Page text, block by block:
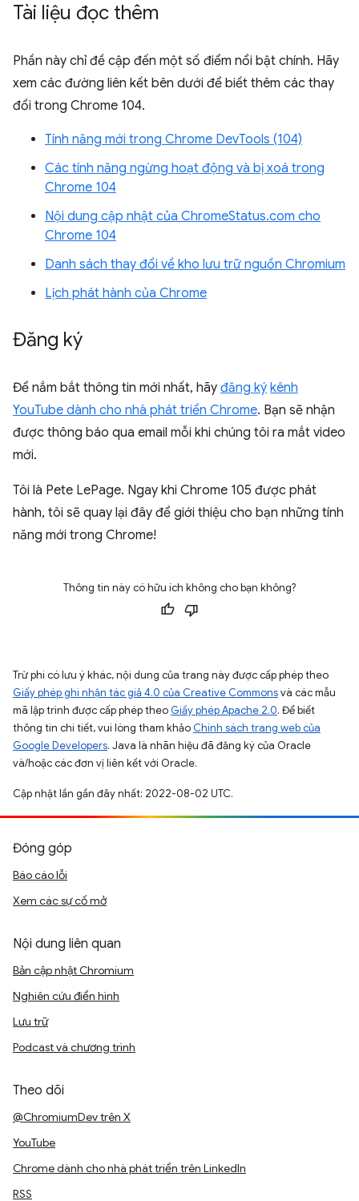
Tài liệu đọc thêm
Phần này chỉ đề cập đến một số điểm nổi bật chính. Hãy
xem các đường liên kết bên dưới để biết thêm các thay
đổi trong Chrome 104.
Tính năng mới trong Chrome DevTools (104)
Các tính năng ngừng hoạt động và bị xoá trong
Chrome 104
Nội dung cập nhật của ChromeStatus.com cho
Chrome 104
Danh sách thay đổi về kho lưu trữ nguồn Chromium
Lịch phát hành của Chrome
Đăng ký
Để nắm bắt thông tin mới nhất, hãy đăng ký kênh
YouTube dành cho nhà phát triển Chrome. Bạn sẽ nhận
được thông báo qua email mỗi khi chúng tôi ra mắt video
mới.
Tôi là Pete LePage. Ngay khi Chrome 105 được phát
hành, tôi sẽ quay lại đây để giới thiệu cho bạn những tính
năng mới trong Chrome!
Thông tin này có hữu ích không cho bạn không?
Trừ phi có lưu ý khác, nội dung của trang này được cấp phép theo
Giấy phép ghi nhận tác giả 4.0 của Creative Commonsvà các mẫu
mã lập trình được cấp phép theo Giấy phép Apache 2.0. Để biết
thông tin chi tiết, vui lòng tham khảo Chính sách trang web của
Google Developers. Java là nhãn hiệu đã đăng ký của Oracle
và/hoặc các đơn vị liên kết với Oracle.
Cập nhật lần gần đây nhất: 2022-08-02 UTC.
Đóng góp
Báo cáo lỗi
Xem các sự cố mở
Nội dung liên quan
Bản cập nhật Chromium
Nghiên cứu điển hình
Lưu trữ
Podcast và chương trình
Theo dõi
@ChromiumDev trên X
YouTube
Chrome dành cho nhà phát triển trên LinkedIn
RSS